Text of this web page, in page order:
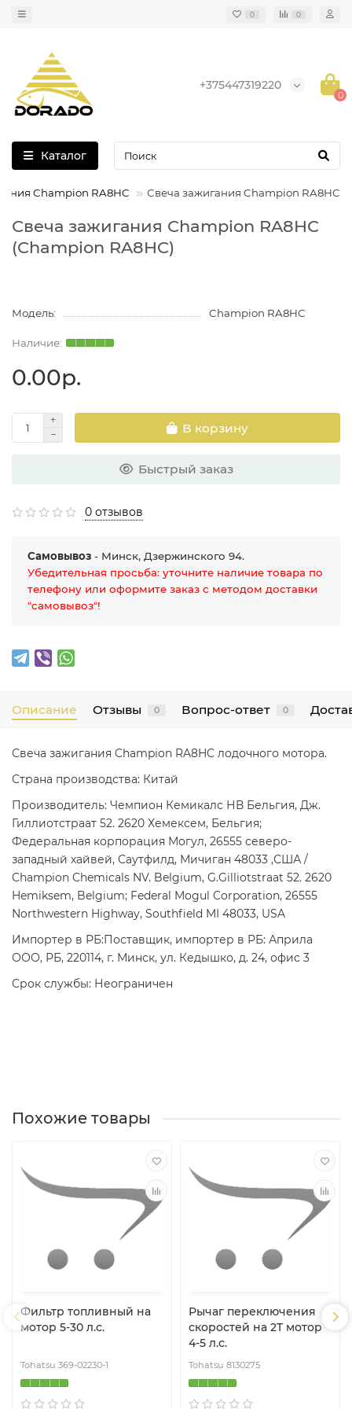
0 0
+375447319220
0
Каталог
Champion RA8HC Свеча зажигания Champion RA8HC
Свеча зажигания Champion RA8HC
(Champion RA8HC)
Модель: Champion RA8HC
0.00р.
В корзину
Быстрый заказ
0 отзывов
Самовывоз - Минск, Дзержинского 94.
Убедительная просьба: уточните наличие товара по
телефону или оформите заказ с методом доставки
"самовывоз"!
Описание Отзывы 0 Вопрос-ответ 0
Свеча зажигания Champion RA8HC лодочного мотора.
Страна производства: Китай
Производитель: Чемпион Кемикалс НВ Бельгия, Дж.
Гиллиотстраат 52. 2620 Хемексем, Бельгия;
Федеральная корпорация Могул, 26555 северо-
западный хайвей, Саутфилд, Мичиган 48033 ,США /
Champion Chemicals NV. Belgium, G.Gilliotstraat 52. 2620
Hemiksem, Belgium; Federal Mogul Corporation, 26555
Northwestern Highway, Southfield MI 48033, USA
Импортер в РБ:Поставщик, импортер в РБ: Априла
ООО, РБ, 220114, г. Минск, ул. Кедышко, д. 24, офис 3
Срок службы: Неограничен
Похожие товары
Фильтр топливный на
мотор 5-30 л.с.
Tohatsu 369-02230-1
Рычаг переключения
скоростей на 2T мотор
4-5 л.с.
Tohatsu 8130275